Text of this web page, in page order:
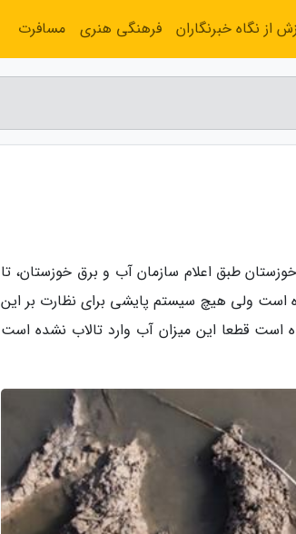
طبق اعلام سازمان آب و برق خوزستان، تا
شده است ولی هیچ سیستم پایشی برای نظارت بر این
است قطعا این میزان آب وارد تالاب نشده است
از نگاه خبرنگاران فرهنگی هنری مسافرت